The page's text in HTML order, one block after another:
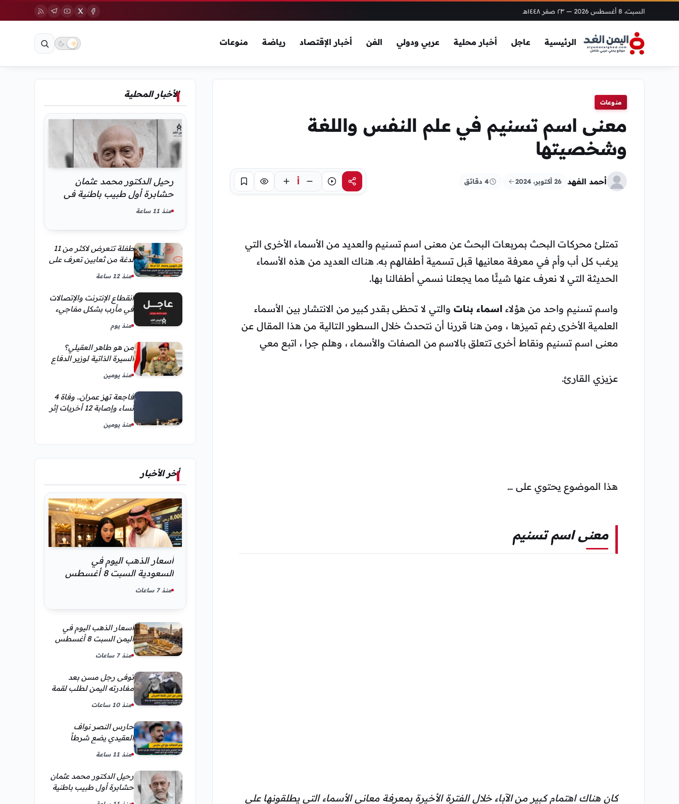
السبت، 8 أغسطس 2026 — ٢٣ صفر ١٤٤٨هـ
الرئيسية عاجل أخبار محلية عربي ودولي الفن أخبار الإقتصاد رياضة منوعات
منوعات
معنى اسم تسنيم في علم النفس واللغة
وشخصيتها
أحمد الفهد 26 أكتوبر، 2024 4 دقائق مشاركةاستماع أ تركيز حفظ
تمتلئ محركات البحث بمربعات البحث عن معنى اسم تسنيم والعديد من الأسماء الأخرى التي
يرغب كل أب وأم في معرفة معانيها قبل تسمية أطفالهم به. هناك العديد من هذه الأسماء
الحديثة التي لا نعرف عنها شيئًا مما يجعلنا نسمي أطفالنا بها.
واسم تسنيم واحد من هؤلاء اسماء بنات والتي لا تحظى بقدر كبير من الانتشار بين الأسماء
العلمية الأخرى رغم تميزها ، ومن هنا قررنا أن نتحدث خلال السطور التالية من هذا المقال عن
معنى اسم تسنيم ونقاط أخرى تتعلق بالاسم من الصفات والأسماء ، وهلم جرا ، اتبع معي
عزيزي القارئ.
هذا الموضوع يحتوي على …
معنى اسم تسنيم
كان هناك اهتمام كبير من الآباء خلال الفترة الأخيرة بمعرفة معاني الأسماء التي يطلقونها على
الأخبار المحلية
رحيل الدكتور محمد عثمان
حشابرة أول طبيب باطنية في
الحديدة
منذ 11 ساعة
طفلة تتعرض لاكثر من 11
لدغة من ثعابين تعرف على
العريقي
منذ 12 ساعة
انقطاع الإنترنت والإتصالات
في مأرب بشكل مفاجيء
منذ يوم
من هو طاهر العقيلي؟
السيرة الذاتية لوزير الدفاع
مناصبه
منذ يومين
فاجعة تهز عمران.. وفاة 4
نساء وإصابة 12 أخريات إثر
اجتماعية
منذ يومين
أخر الأخبار
أسعار الذهب اليوم في
السعودية السبت 8 أغسطس
2026 — تحديث مباشر
منذ 7 ساعات
أسعار الذهب اليوم في
اليمن السبت 8 أغسطس
وعدن
منذ 7 ساعات
توفى رجل مسن بعد
مغادرته اليمن لطلب لقمة
يقدمها لإبنته
منذ 10 ساعات
حارس النصر نواف
العقيدي يضع شرطاً
النادي
منذ 11 ساعة
رحيل الدكتور محمد عثمان
حشابرة أول طبيب باطنية